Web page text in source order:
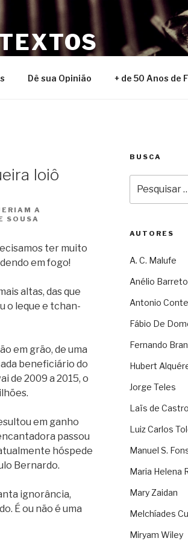
Dê sua Opinião + de 50 Anos de
Ioiô
A
SOUSA
ter muito
em fogo!
altas, das que
o leque e tchan-
em grão, de uma
beneficiário do
de 2009 a 2015, o
em ganho
passou
hóspede
Bernardo.
ignorância,
É ou não é uma
BUSCA
por:
AUTORES
A. C. Malufe
Anélio Barreto
Antonio
Fábio De
Fernando
Hubert
Jorge Teles
Laïs de Castro
Luiz Carlos
Manuel S.
Maria Helena
Mary Zaidan
Melchíades
Miryam Wiley